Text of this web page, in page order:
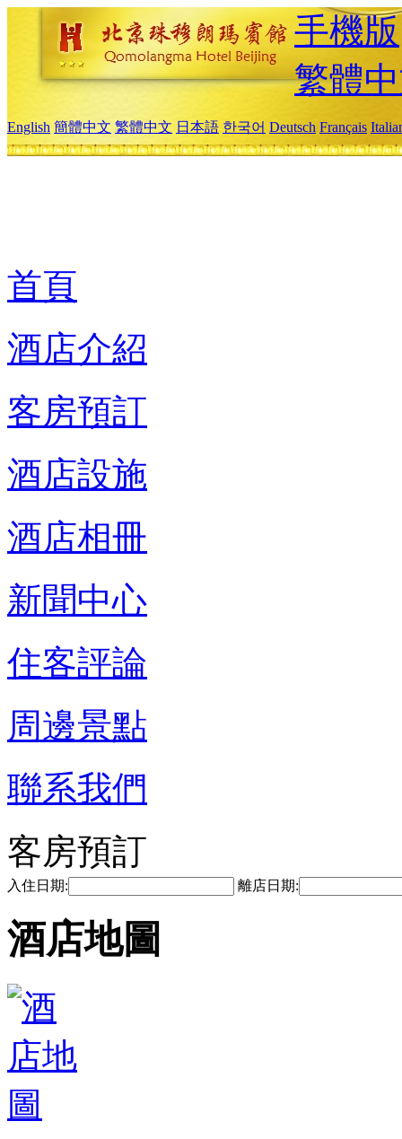
手機版
繁體
English 簡體中文 繁體中文 日本語 한국어 Deutsch Français
首頁
酒店介紹
客房預訂
酒店設施
酒店相冊
新聞中心
住客評論
周邊景點
聯系我們
客房預訂
入住日期: 離店日期:
酒店地圖